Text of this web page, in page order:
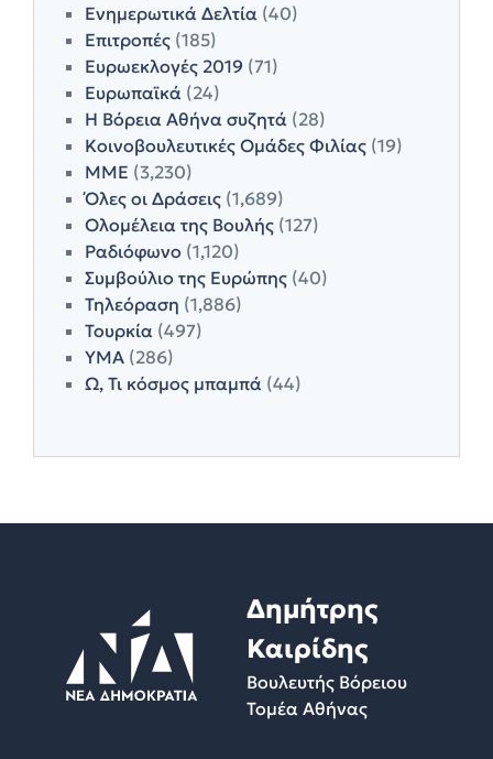
Ενημερωτικά Δελτία (40)
Επιτροπές (185)
Ευρωεκλογές 2019 (71)
Ευρωπαϊκά (24)
Η Βόρεια Αθήνα συζητά (28)
Κοινοβουλευτικές Ομάδες Φιλίας (19)
ΜΜΕ (3,230)
Όλες οι Δράσεις (1,689)
Ολομέλεια της Βουλής (127)
Ραδιόφωνο (1,120)
Συμβούλιο της Ευρώπης (40)
Τηλεόραση (1,886)
Τουρκία (497)
ΥΜΑ (286)
Ω, Τι κόσμος μπαμπά (44)
Δημήτρης
Καιρίδης
Βουλευτής Βόρειου
Τομέα Αθήνας